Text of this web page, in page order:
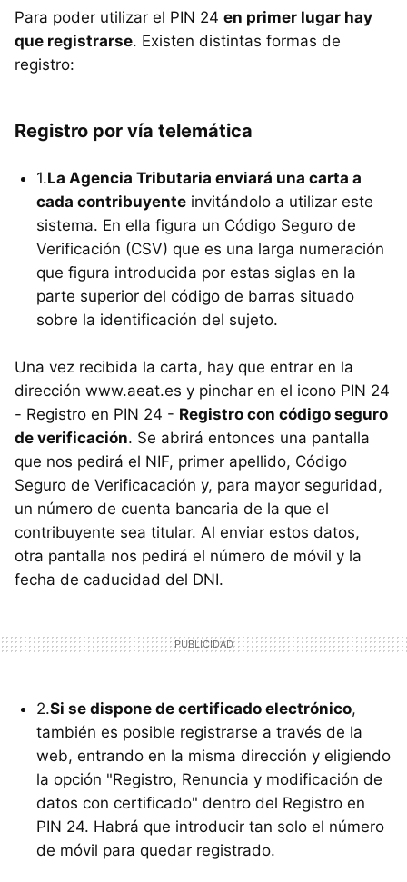
Para poder utilizar el PIN 24 en primer lugar hay
que registrarse. Existen distintas formas de
registro:
Registro por vía telemática
1.La Agencia Tributaria enviará una carta a
cada contribuyente invitándolo a utilizar este
sistema. En ella figura un Código Seguro de
Verificación (CSV) que es una larga numeración
que figura introducida por estas siglas en la
parte superior del código de barras situado
sobre la identificación del sujeto.
Una vez recibida la carta, hay que entrar en la
dirección www.aeat.es y pinchar en el icono PIN 24
- Registro en PIN 24 - Registro con código seguro
de verificación. Se abrirá entonces una pantalla
que nos pedirá el NIF, primer apellido, Código
Seguro de Verificacación y, para mayor seguridad,
un número de cuenta bancaria de la que el
contribuyente sea titular. Al enviar estos datos,
otra pantalla nos pedirá el número de móvil y la
fecha de caducidad del DNI.
2.Si se dispone de certificado electrónico,
también es posible registrarse a través de la
web, entrando en la misma dirección y eligiendo
la opción "Registro, Renuncia y modificación de
datos con certificado" dentro del Registro en
PIN 24. Habrá que introducir tan solo el número
de móvil para quedar registrado.